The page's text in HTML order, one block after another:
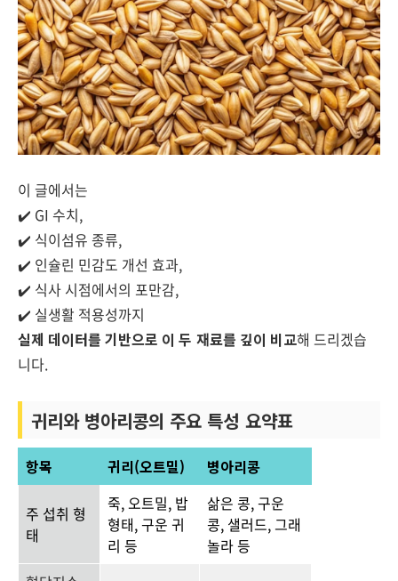
이 글에서는
✔️ GI 수치,
✔️ 식이섬유 종류,
✔️ 인슐린 민감도 개선 효과,
✔️ 식사 시점에서의 포만감,
✔️ 실생활 적용성까지
실제 데이터를 기반으로 이 두 재료를 깊이 비교해 드리겠습
니다.
귀리와 병아리콩의 주요 특성 요약표
항목 귀리(오트밀) 병아리콩
주 섭취 형
태
죽, 오트밀, 밥
형태, 구운 귀
리 등
삶은 콩, 구운
콩, 샐러드, 그래
놀라 등